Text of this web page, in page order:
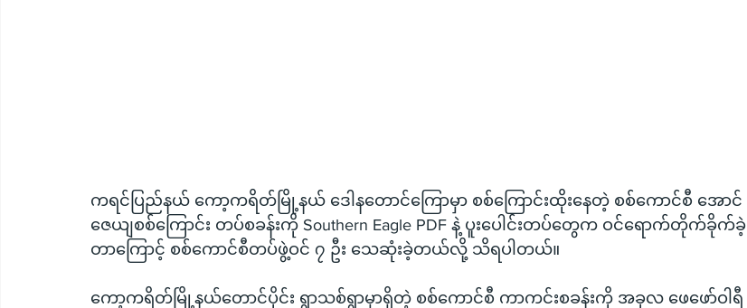
ကရင်ပြည်နယ် ကော့ကရိတ်မြို့နယ် ဒေါနတောင်ကြောမှာ စစ်ကြောင်းထိုးနေတဲ့ စစ်ကောင်စီ အောင်
ဇေယျစစ်ကြောင်း တပ်စခန်းကို Southern Eagle PDF နဲ့ ပူးပေါင်းတပ်တွေက ဝင်ရောက်တိုက်ခိုက်ခဲ့
တာကြောင့် စစ်ကောင်စီတပ်ဖွဲ့ဝင် ၇ ဦး သေဆုံးခဲ့တယ်လို့ သိရပါတယ်။
ကော့ကရိတ်မြို့နယ်တောင်ပိုင်း ရွာသစ်ရွာမှာရှိတဲ့ စစ်ကောင်စီ ကာကင်းစခန်းကို အခုလ ဖေဖော်ဝါရီ